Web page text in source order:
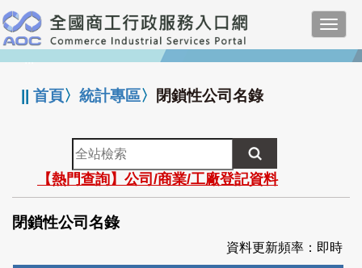
跳
到
主
要
:::
||首頁〉統計專區〉 閉鎖性公司名錄
全
站
檢
索
【熱門查詢】公司/商業/工廠登記資料
閉鎖性公司名錄
資料更新頻率：即時